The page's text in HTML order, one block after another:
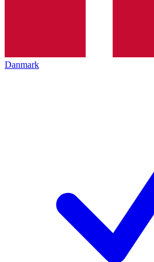
Danmark